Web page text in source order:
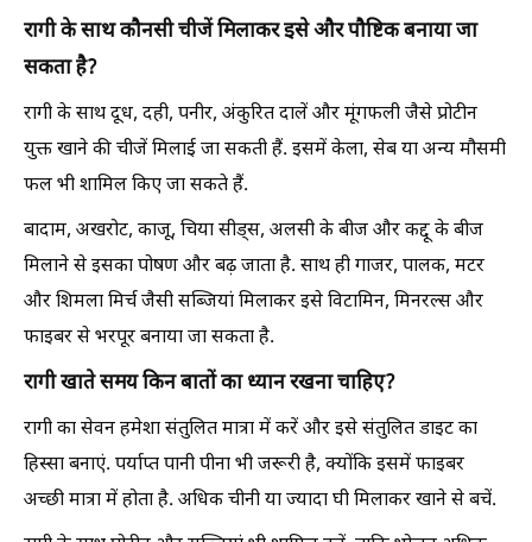
रागी के साथ कौनसी चीजें मिलाकर इसे और पौष्टिक बनाया जा
सकता है?
रागी के साथ दूध, दही, पनीर, अंकुरित दालें और मूंगफली जैसे प्रोटीन
युक्त खाने की चीजें मिलाई जा सकती हैं. इसमें केला, सेब या अन्य मौसमी
फल भी शामिल किए जा सकते हैं.
बादाम, अखरोट, काजू, चिया सीड्स, अलसी के बीज और कद्दू के बीज
मिलाने से इसका पोषण और बढ़ जाता है. साथ ही गाजर, पालक, मटर
और शिमला मिर्च जैसी सब्जियां मिलाकर इसे विटामिन, मिनरल्स और
फाइबर से भरपूर बनाया जा सकता है.
रागी खाते समय किन बातों का ध्यान रखना चाहिए?
रागी का सेवन हमेशा संतुलित मात्रा में करें और इसे संतुलित डाइट का
हिस्सा बनाएं. पर्याप्त पानी पीना भी जरूरी है, क्योंकि इसमें फाइबर
अच्छी मात्रा में होता है. अधिक चीनी या ज्यादा घी मिलाकर खाने से बचें.